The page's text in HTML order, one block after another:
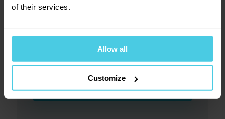
of their services.
Allow all
Customize
Aromagazín vám pošleme jen, když bude o
Přihlásit se